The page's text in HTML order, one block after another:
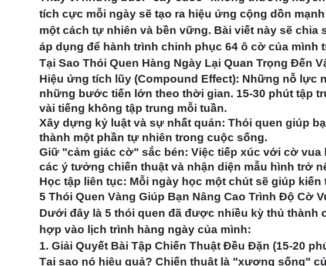
tích cực mỗi ngày sẽ tạo ra hiệu ứng cộng dồn
một cách tự nhiên và bền vững. Bài viết này sẽ chia
áp dụng để hành trình chinh phục 64 ô cờ của mình
Tại Sao Thói Quen Hàng Ngày Lại Quan Trọng Đến
Hiệu ứng tích lũy (Compound Effect): Những nỗ lực
những bước tiến lớn theo thời gian. 15-30 phút tập
vài tiếng không tập trung mỗi tuần.
Xây dựng kỷ luật và sự nhất quán: Thói quen giúp
thành một phần tự nhiên trong cuộc sống.
Giữ "cảm giác cờ" sắc bén: Việc tiếp xúc với cờ
các ý tưởng chiến thuật và nhận diện mẫu hình trở
Học tập liên tục: Mỗi ngày học một chút sẽ giúp
5 Thói Quen Vàng Giúp Bạn Nâng Cao Trình Độ Cờ
Dưới đây là 5 thói quen đã được nhiều kỳ thủ thành
hợp vào lịch trình hàng ngày của mình:
1. Giải Quyết Bài Tập Chiến Thuật Đều Đặn (15-20
Tại sao nó hiệu quả? Chiến thuật là "xương sống"